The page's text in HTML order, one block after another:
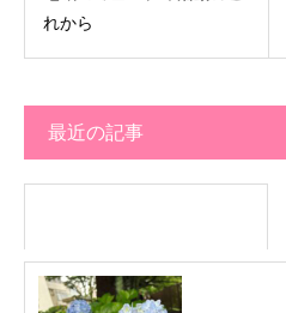
れから
最近の記事